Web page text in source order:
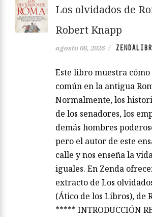
Los olvidados de
Robert Knapp
agosto 08, 2026 /
Este libro muestra
común en la antigua
Normalmente, los
de los senadores, los
demás hombres
pero el autor de este
calle y nos enseña la
iguales. En Zenda
extracto de Los
(Ático de los Libros), de
***** INTRODUCCIÓN